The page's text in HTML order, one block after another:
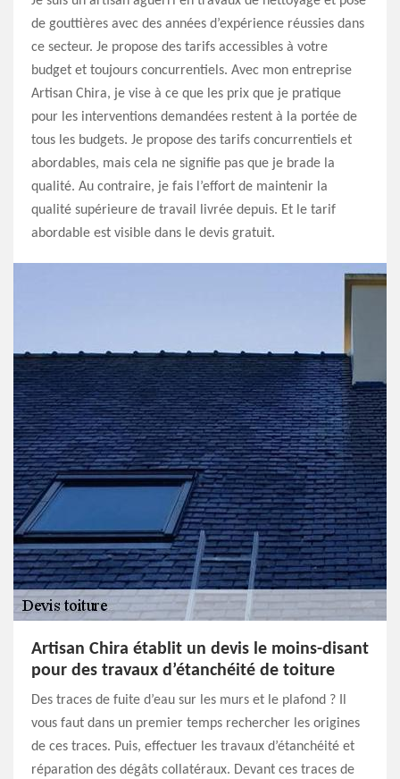
de gouttières avec des années d’expérience réussies dans
ce secteur. Je propose des tarifs accessibles à votre
budget et toujours concurrentiels. Avec mon entreprise
Artisan Chira, je vise à ce que les prix que je pratique
pour les interventions demandées restent à la portée de
tous les budgets. Je propose des tarifs concurrentiels et
abordables, mais cela ne signifie pas que je brade la
qualité. Au contraire, je fais l’effort de maintenir la
qualité supérieure de travail livrée depuis. Et le tarif
abordable est visible dans le devis gratuit.
Artisan Chira établit un devis le moins-disant
pour des travaux d’étanchéité de toiture
Des traces de fuite d’eau sur les murs et le plafond ? Il
vous faut dans un premier temps rechercher les origines
de ces traces. Puis, effectuer les travaux d’étanchéité et
réparation des dégâts collatéraux. Devant ces traces de